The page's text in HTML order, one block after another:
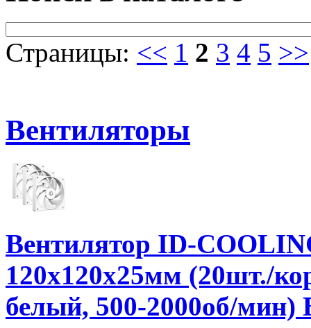
Страницы: << 1 2 3 4 5 >>
Вентиляторы
Вентилятор ID-
120x120x25мм (20шт./
белый, 500-2000об/мин)